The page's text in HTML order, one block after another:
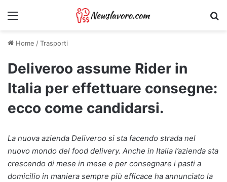
Menu
Home /Trasporti
Deliveroo assume Rider in
Italia per effettuare consegne:
ecco come candidarsi.
La nuova azienda Deliveroo si sta facendo strada nel
nuovo mondo del food delivery. Anche in Italia l’azienda sta
crescendo di mese in mese e per consegnare i pasti a
domicilio in maniera sempre più efficace ha annunciato la